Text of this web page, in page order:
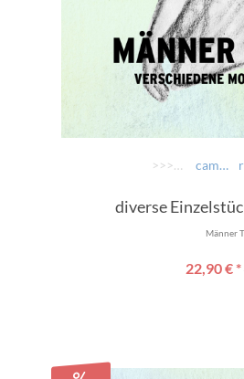
>>>> AUSWÄHLEN >>>> camouflage: Zuagroasta
diverse
Männer
22,90 € *